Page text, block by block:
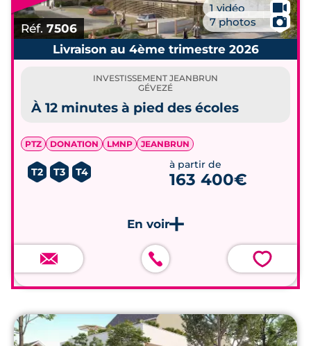
Réf. 7506
1 vidéo 🎥
7 photos
📷
Livraison au 4ème trimestre 2026
INVESTISSEMENT JEANBRUN
GÉVEZÉ
À 12 minutes à pied des écoles
PTZ DONATION LMNP JEANBRUN
T2 T3 T4
à partir de
163 400€
💗